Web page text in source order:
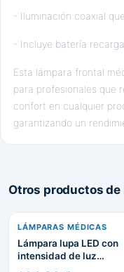
- Iluminación coaxial
- Incluye batería
Esta lámpara frontal
para profesionales que
confort en cualquier
garantizando un
Otros productos
LÁMPARAS MÉDICAS
Lámpara lupa LED con
intensidad de luz